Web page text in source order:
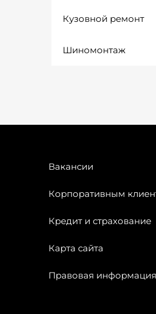
Кузовной ремонт
Шиномонтаж
Вакансии
Корпоративным
Кредит и страхование
Карта сайта
Правовая информация